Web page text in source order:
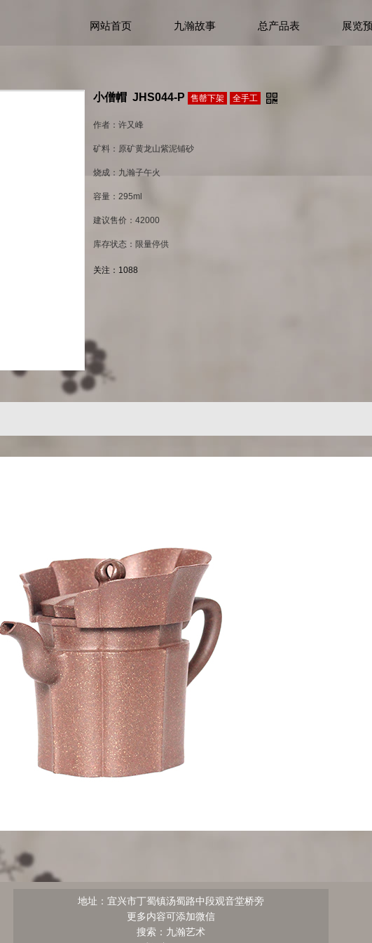
网站首页 九瀚故事 总产品表 展览
小僧帽 ​ JHS044-P 售罄下架 全手工
作者：许又峰
矿料：原矿黄龙山紫泥铺砂
烧成：九瀚子午火
容量：295ml
建议售价：42000
库存状态：限量停供
关注： 1088
地址：宜兴市丁蜀镇汤蜀路中段观音堂桥旁
更多内容可添加微信
搜索：九瀚艺术